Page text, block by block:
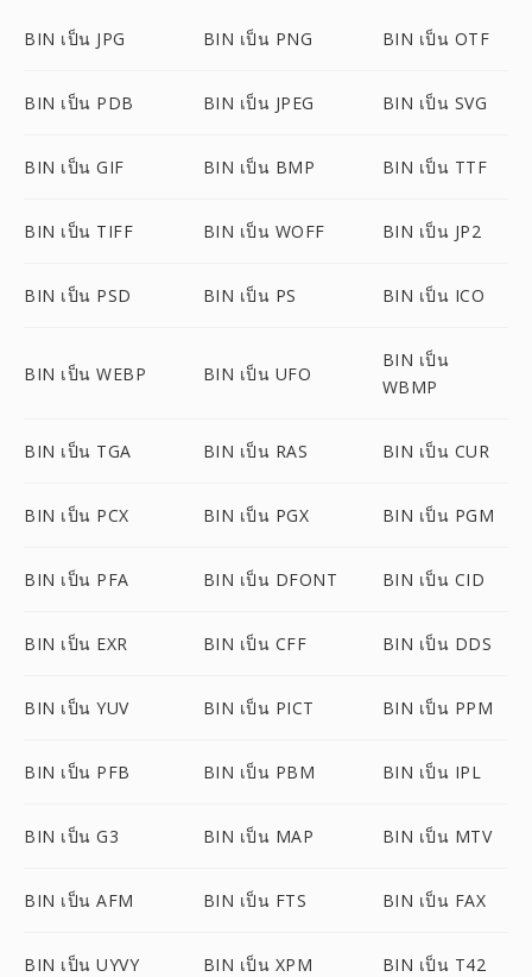
BIN เป็น JPG BIN เป็น PNG BIN เป็น OTF
BIN เป็น PDB BIN เป็น JPEG BIN เป็น SVG
BIN เป็น GIF BIN เป็น BMP BIN เป็น TTF
BIN เป็น TIFF BIN เป็น WOFF BIN เป็น JP2
BIN เป็น PSD BIN เป็น PS BIN เป็น ICO
BIN เป็น WEBP BIN เป็น UFO
BIN เป็น
WBMP
BIN เป็น TGA BIN เป็น RAS BIN เป็น CUR
BIN เป็น PCX BIN เป็น PGX BIN เป็น PGM
BIN เป็น PFA BIN เป็น DFONT BIN เป็น CID
BIN เป็น EXR BIN เป็น CFF BIN เป็น DDS
BIN เป็น YUV BIN เป็น PICT BIN เป็น PPM
BIN เป็น PFB BIN เป็น PBM BIN เป็น IPL
BIN เป็น G3 BIN เป็น MAP BIN เป็น MTV
BIN เป็น AFM BIN เป็น FTS BIN เป็น FAX
BIN เป็น UYVY BIN เป็น XPM BIN เป็น T42